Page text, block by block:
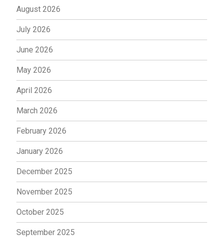
August 2026
July 2026
June 2026
May 2026
April 2026
March 2026
February 2026
January 2026
December 2025
November 2025
October 2025
September 2025